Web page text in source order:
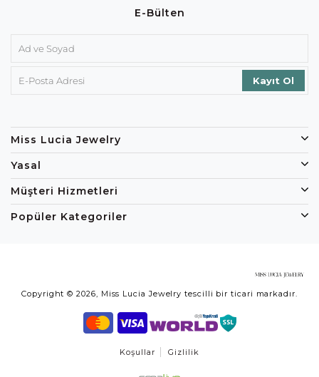
E-Bülten
Miss Lucia Jewelry
Yasal
Müşteri Hizmetleri
Popüler Kategoriler
Copyright © 2026, Miss Lucia Jewelry tescilli bir ticari markadır.
Koşullar Gizlilik